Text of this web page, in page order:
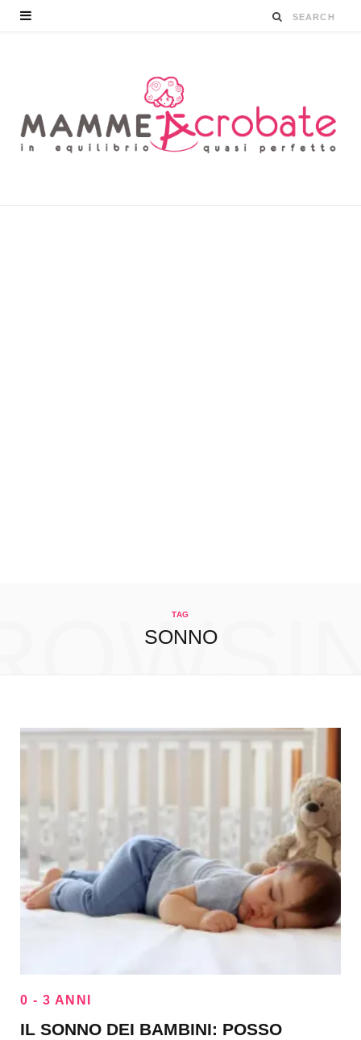
TAG
SONNO
0 - 3 ANNI
IL SONNO DEI BAMBINI: POSSO